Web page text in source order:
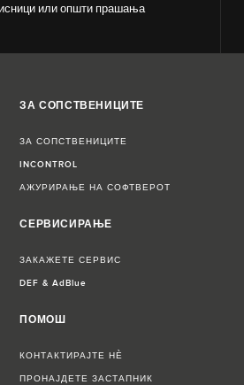
или општи прашања
ЗА СОПСТВЕНИЦИТЕ
ЗА СОПСТВЕНИЦИТЕ
INCONTROL
АЖУРИРАЊЕ НА СОФТВЕРОТ
СЕРВИСИРАЊЕ
ЗАКАЖЕТЕ СЕРВИС
DEF & AdBlue
ПОМОШ
КОНТАКТИРАЈТЕ НЀ
ПРОНАЈДЕТЕ ЗАСТАПНИК